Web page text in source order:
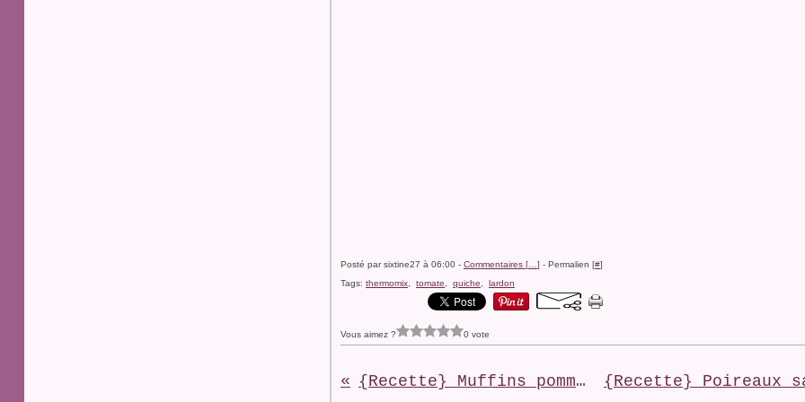
Posté par sixtine27 à 06:00 - Commentaires [ ] - Permalien [#]
Tags: thermomix tomate quiche lardon
Vous aimez ? 0 vote
{Recette} Muffins pommes-pépites de chocolat